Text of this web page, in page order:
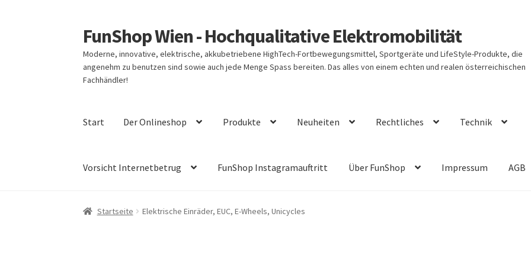
Zur
Navigation
springen
Zum
Inhalt
springen
FunShop Wien - Hochqualitative Elektromobilität
Moderne, innovative, elektrische, akkubetriebene HighTech-Fortbewegungsmittel, Sportgeräte und LifeStyle-Produkte, die
angenehm zu benutzen sind sowie auch jede Menge Spass bereiten. Das alles von einem echten und realen österreichischen
Fachhändler!
Start Der Onlineshop Produkte Neuheiten Rechtliches Technik
Vorsicht Internetbetrug FunShop Instagramauftritt Über FunShop Impressum AGB
Startseite Elektrische Einräder, EUC, E-Wheels, Unicycles